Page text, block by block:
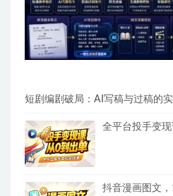
短剧编剧破局：AI写稿与过稿的
全平台投手变
抖音漫画图文